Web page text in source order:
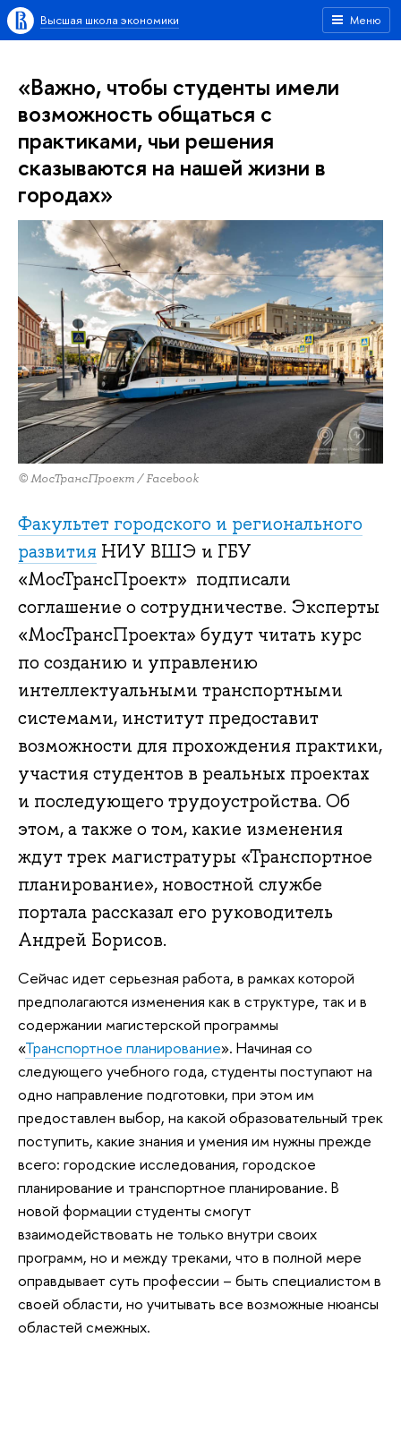
Меню
Высшая школа экономики
«Важно, чтобы студенты имели
возможность общаться с
практиками, чьи решения
сказываются на нашей жизни в
городах»
© МосТрансПроект / Facebook
Факультет городского и регионального
развития НИУ ВШЭ и ГБУ
«МосТрансПроект» подписали
соглашение о сотрудничестве. Эксперты
«МосТрансПроекта» будут читать курс
по созданию и управлению
интеллектуальными транспортными
системами, институт предоставит
возможности для прохождения практики,
участия студентов в реальных проектах
и последующего трудоустройства. Об
этом, а также о том, какие изменения
ждут трек магистратуры «Транспортное
планирование», новостной службе
портала рассказал его руководитель
Андрей Борисов.
Сейчас идет серьезная работа, в рамках которой
предполагаются изменения как в структуре, так и в
содержании магистерской программы
«Транспортное планирование». Начиная со
следующего учебного года, студенты поступают на
одно направление подготовки, при этом им
предоставлен выбор, на какой образовательный трек
поступить, какие знания и умения им нужны прежде
всего: городские исследования, городское
планирование и транспортное планирование. В
новой формации студенты смогут
взаимодействовать не только внутри своих
программ, но и между треками, что в полной мере
оправдывает суть профессии – быть специалистом в
своей области, но учитывать все возможные нюансы
областей смежных.